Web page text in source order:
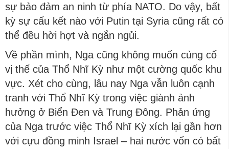
sự bảo đảm an ninh từ phía NATO. Do vậy, bất
kỳ sự cấu kết nào với Putin tại Syria cũng rất có
thể đều hời hợt và ngắn ngủi.
Về phần mình, Nga cũng không muốn củng cố
vị thế của Thổ Nhĩ Kỳ như một cường quốc khu
vực. Xét cho cùng, lâu nay Nga vẫn luôn cạnh
tranh với Thổ Nhĩ Kỳ trong việc giành ảnh
hưởng ở Biển Đen và Trung Đông. Phản ứng
của Nga trước việc Thổ Nhĩ Kỳ xích lại gần hơn
với cựu đồng minh Israel – hai nước vốn có bất